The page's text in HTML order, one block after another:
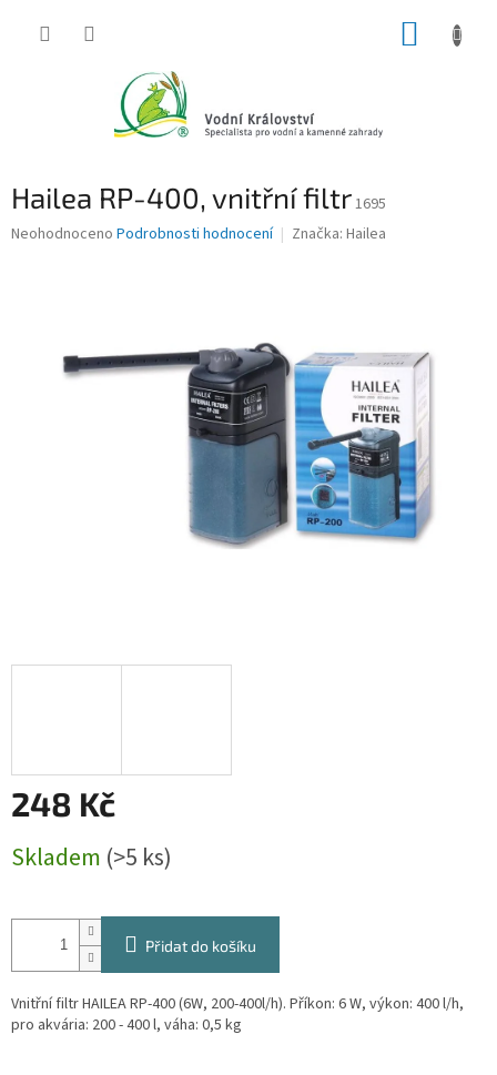
Hailea RP-400, vnitřní filtr1695
Průměrné
hvězdiček.
Neohodnoceno Podrobnosti hodnocení Značka: Hailea
248 Kč
cena:
Skladem (>5 ks)
Přidat do košíku
Vnitřní filtr HAILEA RP-400 (6W, 200-400l/h). Příkon: 6 W, výkon: 400 l/h,
pro akvária: 200 - 400 l, váha: 0,5 kg